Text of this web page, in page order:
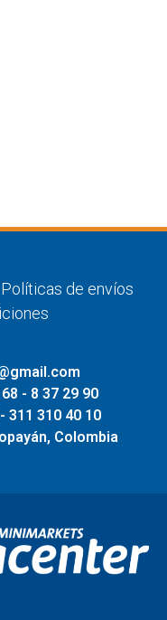
Políticas de envíos
- 8 37 29 90
311 310 40 10
Colombia